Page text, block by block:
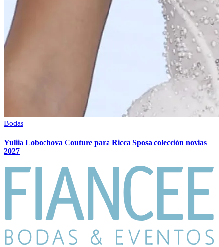
Bodas
Yuliia Lobochova Couture para Ricca Sposa colección novias
2027